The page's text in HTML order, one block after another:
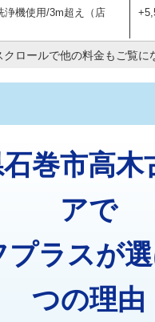
追加 排水管工事/3ｍ超
の掘削・埋め戻し作業）
50㎝以上）
斫り（厚さ10㎝超え）
（厚さ10㎝まで）
機使用/3m超え（店
現
用/3mまで
機使用/3m超え
査・防水処理・清掃・修
査・防水処理・清掃・修
ロールで他の料金もご覧に
巻市高木
アで
プラスが
つの理由